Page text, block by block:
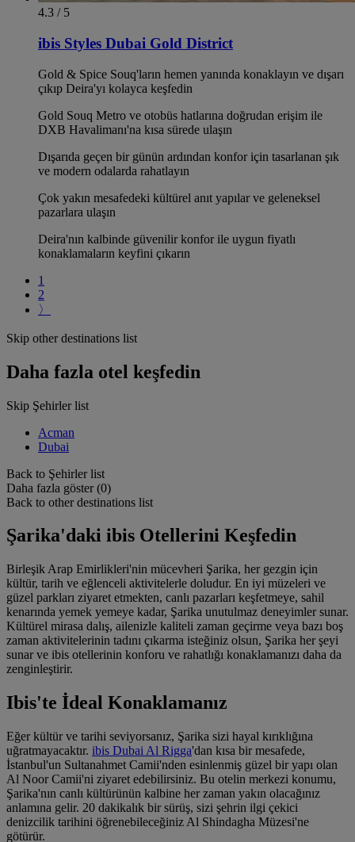
4.3 / 5
ibis Styles Dubai Gold District
Gold & Spice Souq'ların hemen yanında konaklayın ve dışarı
çıkıp Deira'yı kolayca keşfedin
Gold Souq Metro ve otobüs hatlarına doğrudan erişim ile
DXB Havalimanı'na kısa sürede ulaşın
Dışarıda geçen bir günün ardından konfor için tasarlanan şık
ve modern odalarda rahatlayın
Çok yakın mesafedeki kültürel anıt yapılar ve geleneksel
pazarlara ulaşın
Deira'nın kalbinde güvenilir konfor ile uygun fiyatlı
konaklamaların keyfini çıkarın
1
2
〉
Skip other destinations list
Daha fazla otel keşfedin
Skip Şehirler list
Acman
Dubai
Back to Şehirler list
Daha fazla göster (0)
Back to other destinations list
Şarika'daki ibis Otellerini Keşfedin
Birleşik Arap Emirlikleri'nin mücevheri Şarika, her gezgin için
kültür, tarih ve eğlenceli aktivitelerle doludur. En iyi müzeleri ve
güzel parkları ziyaret etmekten, canlı pazarları keşfetmeye, sahil
kenarında yemek yemeye kadar, Şarika unutulmaz deneyimler sunar.
Kültürel mirasa dalış, ailenizle kaliteli zaman geçirme veya bazı boş
zaman aktivitelerinin tadını çıkarma isteğiniz olsun, Şarika her şeyi
sunar ve ibis otellerinin konforu ve rahatlığı konaklamanızı daha da
zenginleştirir.
Ibis'te İdeal Konaklamanız
Eğer kültür ve tarihi seviyorsanız, Şarika sizi hayal kırıklığına
uğratmayacaktır. ibis Dubai Al Rigga'dan kısa bir mesafede,
İstanbul'un Sultanahmet Camii'nden esinlenmiş güzel bir yapı olan
Al Noor Camii'ni ziyaret edebilirsiniz. Bu otelin merkezi konumu,
Şarika'nın canlı kültürünün kalbine her zaman yakın olacağınız
anlamına gelir. 20 dakikalık bir sürüş, sizi şehrin ilgi çekici
denizcilik tarihini öğrenebileceğiniz Al Shindagha Müzesi'ne
götürür.